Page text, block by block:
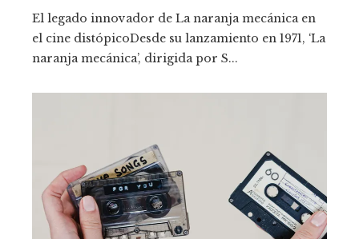
El legado innovador de La naranja mecánica en
el cine distópicoDesde su lanzamiento en 1971, ‘La
naranja mecánica’, dirigida por S...